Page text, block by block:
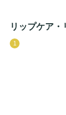
リップケア
1